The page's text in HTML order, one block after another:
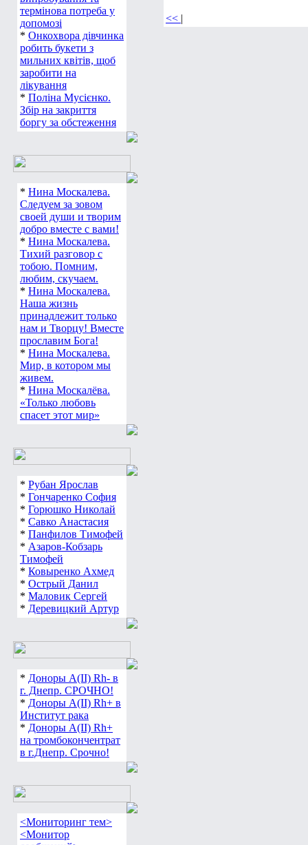
термінова потреба у
допомозі
* Онкохвора дівчинка
робить букети з
мильних квітів, щоб
заробити на
лікування
* Поліна Мусієнко.
Збір на закриття
боргу за обстеження
* Нина Москалева.
Следуем за зовом
своей души и творим
добро вместе с вами!
* Нина Москалева.
Тихий разговор с
тобою. Помним,
любим, скучаем.
* Нина Москалева.
Наша жизнь
принадлежит только
нам и Творцу! Вместе
прославим Бога!
* Нина Москалева.
Мир, в котором мы
живем.
* Нина Москалёва.
«Только любовь
спасет этот мир»
* Рубан Ярослав
* Гончаренко София
* Горюшко Николай
* Савко Анастасия
* Панфилов Тимофей
* Азаров-Кобзарь
Тимофей
* Ковыренко Ахмед
* Острый Данил
* Маловик Сергей
* Деревицкий Артур
* Доноры А(ІІ) Rh- в
г. Днепр. СРОЧНО!
* Доноры А(ІІ) Rh+ в
Институт рака
* Доноры А(ІІ) Rh+
на тромбокончентрат
в г.Днепр. Срочно!
<Мониторинг тем>
<Монитор
<< |